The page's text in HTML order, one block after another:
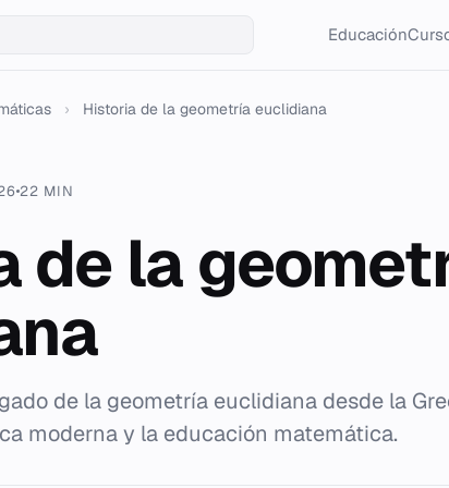
Educación
› Historia de la geometría euclidiana
22 MIN
de la
de la geometría euclidiana desde la
moderna y la educación matemática.